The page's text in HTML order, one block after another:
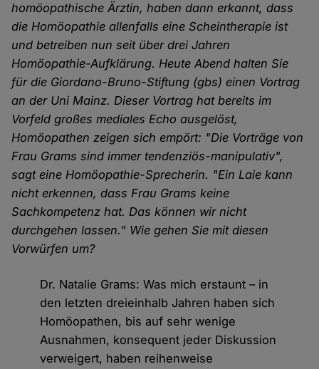
homöopathische Ärztin, haben dann erkannt, dass
die Homöopathie allenfalls eine Scheintherapie ist
und betreiben nun seit über drei Jahren
Homöopathie-Aufklärung. Heute Abend halten Sie
für die Giordano-Bruno-Stiftung (gbs) einen Vortrag
an der Uni Mainz. Dieser Vortrag hat bereits im
Vorfeld großes mediales Echo ausgelöst,
Homöopathen zeigen sich empört: "Die Vorträge von
Frau Grams sind immer tendenziös-manipulativ",
sagt eine Homöopathie-Sprecherin. "Ein Laie kann
nicht erkennen, dass Frau Grams keine
Sachkompetenz hat. Das können wir nicht
durchgehen lassen." Wie gehen Sie mit diesen
Vorwürfen um?
Dr. Natalie Grams: Was mich erstaunt – in
den letzten dreieinhalb Jahren haben sich
Homöopathen, bis auf sehr wenige
Ausnahmen, konsequent jeder Diskussion
verweigert, haben reihenweise